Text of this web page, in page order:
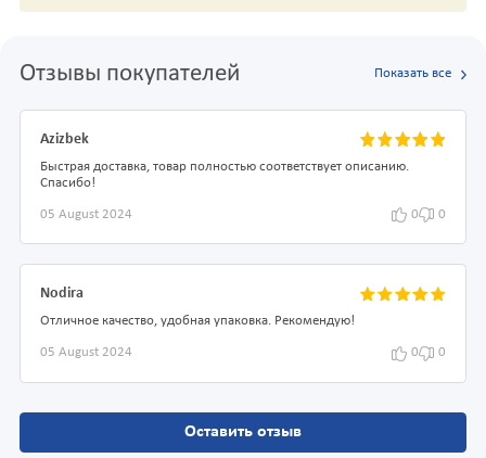
Отзывы покупателей Показать все
Azizbek
Быстрая доставка, товар полностью соответствует описанию.
Спасибо!
05 August 2024 0 0
Nodira
Отличное качество, удобная упаковка. Рекомендую!
05 August 2024 0 0
Оставить отзыв